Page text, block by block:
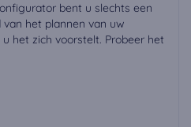
bent u slechts een
het plannen van uw
het zich voorstelt. Probeer het